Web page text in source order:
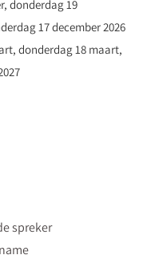
verbinding?
te komen met jezelf,
donderdag 19
17 december 2026
donderdag 18 maart,
spreker